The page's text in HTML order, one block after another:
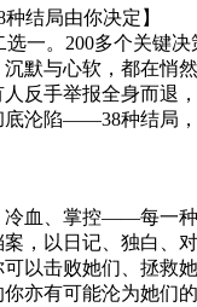
种结局由你决定】
选一。200多个关键
默与心软，都在悄
人反手举报全身而退
底沦陷——38种结局
冷血、掌控——每一种
，以日记、独白、
可以击败她们、拯救
亦有可能沦为她们